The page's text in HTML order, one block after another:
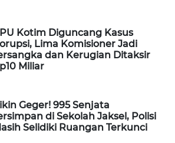
Kotim Diguncang Kasus
Lima Komisioner Jadi
dan Kerugian Ditaksir
Miliar
Geger! 995 Senjata
di Sekolah Jaksel, Polisi
Selidiki Ruangan Terkunci